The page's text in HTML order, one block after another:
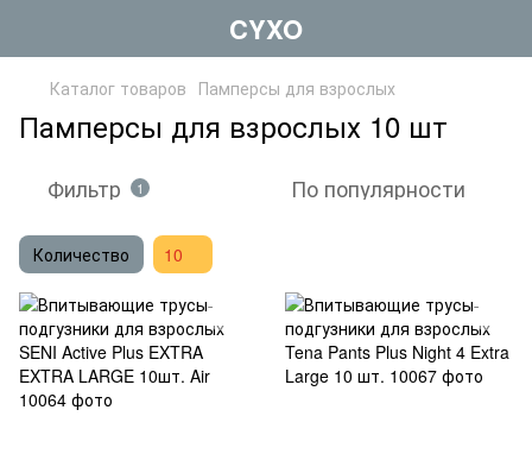
CYXO
Каталог товаров Памперсы для взрослых
Памперсы для взрослых 10 шт
Фильтр 1 По популярности
Количество 10